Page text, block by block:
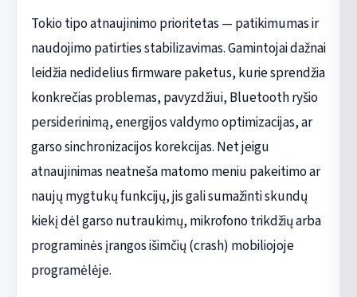
Tokio tipo atnaujinimo prioritetas — patikimumas ir
naudojimo patirties stabilizavimas. Gamintojai dažnai
leidžia nedidelius firmware paketus, kurie sprendžia
konkrečias problemas, pavyzdžiui, Bluetooth ryšio
persiderinimą, energijos valdymo optimizacijas, ar
garso sinchronizacijos korekcijas. Net jeigu
atnaujinimas neatneša matomo meniu pakeitimo ar
naujų mygtukų funkcijų, jis gali sumažinti skundų
kiekį dėl garso nutraukimų, mikrofono trikdžių arba
programinės įrangos išimčių (crash) mobiliojoje
programėlėje.